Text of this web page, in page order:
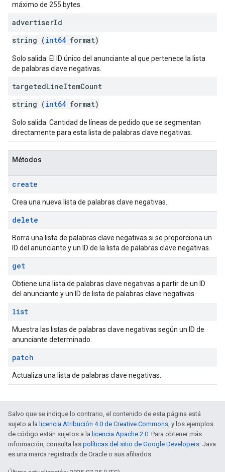
máximo de 255 bytes.
advertiserId
string (int64 format)
Solo salida. El ID único del anunciante al que pertenece la lista
de palabras clave negativas.
targetedLineItemCount
string (int64 format)
Solo salida. Cantidad de líneas de pedido que se segmentan
directamente para esta lista de palabras clave negativas.
Métodos
create
Crea una nueva lista de palabras clave negativas.
delete
Borra una lista de palabras clave negativas si se proporciona un
ID del anunciante y un ID de la lista de palabras clave negativas.
get
Obtiene una lista de palabras clave negativas a partir de un ID
del anunciante y un ID de lista de palabras clave negativas.
list
Muestra las listas de palabras clave negativas según un ID de
anunciante determinado.
patch
Actualiza una lista de palabras clave negativas.
Salvo que se indique lo contrario, el contenido de esta página está
sujeto a la licencia Atribución 4.0 de Creative Commons, y los ejemplos
de código están sujetos a la licencia Apache 2.0. Para obtener más
información, consulta las políticas del sitio de Google Developers. Java
es una marca registrada de Oracle o sus afiliados.